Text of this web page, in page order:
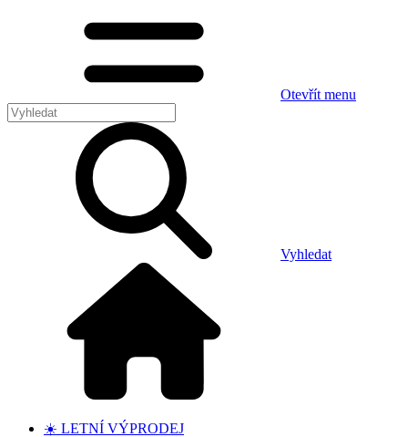
Otevřít menu
Vyhledat
☀️ LETNÍ VÝPRODEJ